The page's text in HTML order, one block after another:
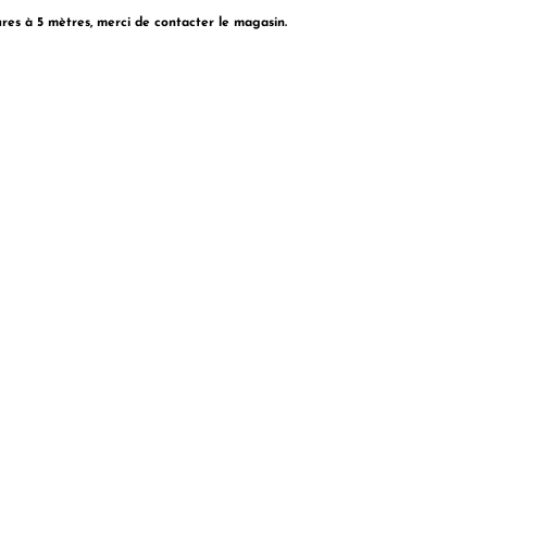
à 5 mètres, merci de contacter le magasin.